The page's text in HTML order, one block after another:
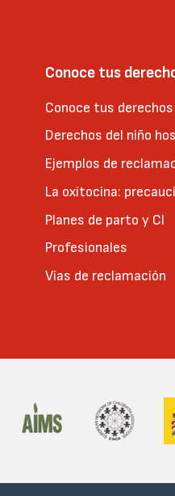
Conoce tus
Conoce tus derechos
Derechos del niño
Ejemplos de
La oxitocina:
Planes de parto y CI
Profesionales
Vías de reclamación